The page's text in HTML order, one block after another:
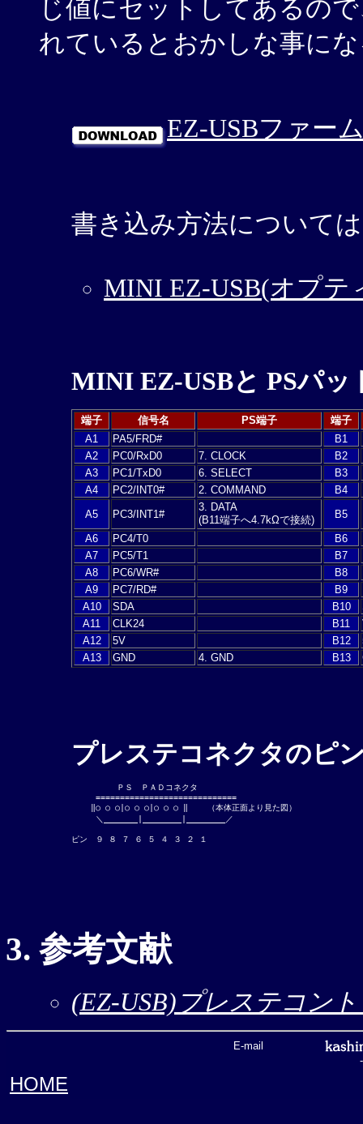
じ値にセットしてあるの
れているとおかしな事に
EZ-USBファー
書き込み方法について
MINI EZ-USB(オプテ
MINI EZ-USBと PSパッ
端子 信号名 PS端子
端子
A1
PA5/FRD# B1
A2
PC0/RxD0 7. CLOCK B2
A3
PC1/TxD0 6. SELECT B3
A4
PC2/INT0# 2. COMMAND B4
A5
PC3/INT1#
3. DATA
(B11端子へ4.7kΩで接続)
B5
A6
PC4/T0 B6
A7
PC5/T1 B7
A8
PC6/WR# B8
A9
PC7/RD# B9
A10
SDA B10
A11
CLK24 B11
A12
5V B12
A13
GND 4. GND B13
プレステコネクタのピ
      　　ＰＳ　ＰＡＤコネクタ
     =============================
    ‖○ ○ ○|○ ○ ○|○ ○ ○ ‖    （本体正面より見た図）
     ＼_______|________|________／
参考文献
(EZ-USB)プレステコン
E-mail
HOME